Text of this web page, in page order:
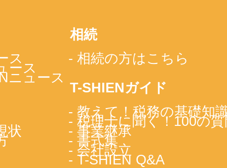
ス
ース
ニュース
状
相続
- 相続の方はこちら
T-SHIENガイド
- 教えて！税務の基礎知
- 税理士に聞く！100の
- 事業継承
- 書式集
- 会社設立
- T-SHIEN Q&A